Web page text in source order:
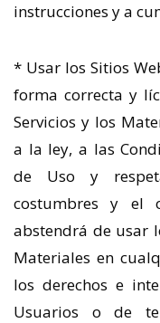
instrucciones y a
* Usar los Sitios
forma correcta y
Servicios y los
a la ley, a las
de Uso y
costumbres y el
abstendrá de usar
Materiales en
los derechos e
Usuarios o de